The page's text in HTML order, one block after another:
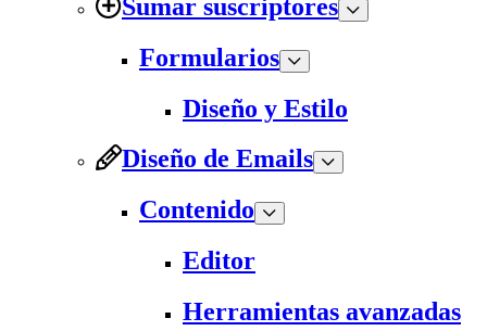
Sumar suscriptores
Formularios
Diseño y Estilo
Diseño de Emails
Contenido
Editor
Herramientas avanzadas